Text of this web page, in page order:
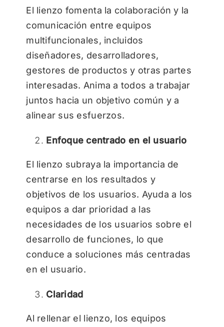
El lienzo fomenta la colaboración y la
comunicación entre equipos
multifuncionales, incluidos
diseñadores, desarrolladores,
gestores de productos y otras partes
interesadas. Anima a todos a trabajar
juntos hacia un objetivo común y a
alinear sus esfuerzos.
Enfoque centrado en el usuario
El lienzo subraya la importancia de
centrarse en los resultados y
objetivos de los usuarios. Ayuda a los
equipos a dar prioridad a las
necesidades de los usuarios sobre el
desarrollo de funciones, lo que
conduce a soluciones más centradas
en el usuario.
Claridad
Al rellenar el lienzo, los equipos